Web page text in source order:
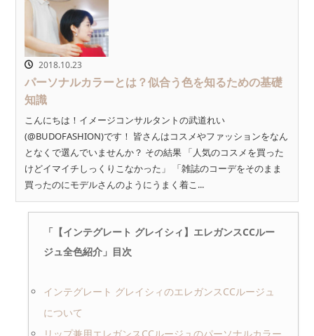
2018.10.23
パーソナルカラーとは？似合う色を知るための基礎
知識
こんにちは！イメージコンサルタントの武道れい
(@BUDOFASHION)です！ 皆さんはコスメやファッションをなん
となくで選んでいませんか？ その結果 「人気のコスメを買った
けどイマイチしっくりこなかった」 「雑誌のコーデをそのまま
買ったのにモデルさんのようにうまく着こ...
「【インテグレート グレイシィ】エレガンスCCルー
ジュ全色紹介」目次
インテグレート グレイシィのエレガンスCCルージュ
について